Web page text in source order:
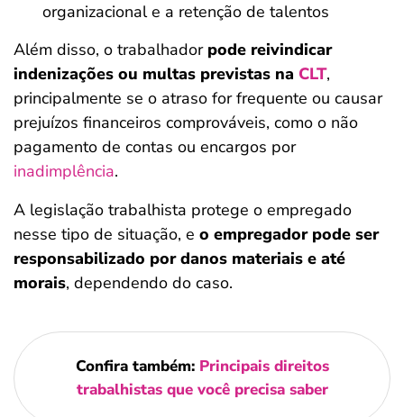
organizacional e a retenção de talentos
Além disso, o trabalhador pode reivindicar
indenizações ou multas previstas na CLT,
principalmente se o atraso for frequente ou causar
prejuízos financeiros comprováveis, como o não
pagamento de contas ou encargos por
inadimplência.
A legislação trabalhista protege o empregado
nesse tipo de situação, e o empregador pode ser
responsabilizado por danos materiais e até
morais, dependendo do caso.
Confira também: Principais direitos
trabalhistas que você precisa saber